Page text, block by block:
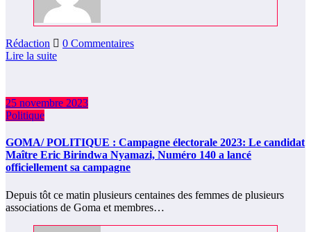
Rédaction
0 Commentaires
Lire la suite
25 novembre 2023
Politique
GOMA/ POLITIQUE : Campagne électorale 2023: Le candidat
Maître Eric Birindwa Nyamazi, Numéro 140 a lancé
officiellement sa campagne
Depuis tôt ce matin plusieurs centaines des femmes de plusieurs
associations de Goma et membres…